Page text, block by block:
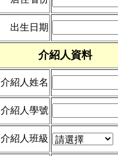
出生日期
介紹人資料
介紹人姓名
介紹人學號
介紹人班級